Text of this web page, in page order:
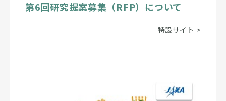
第6回研究提案募集（RFP）について
特設サイト >